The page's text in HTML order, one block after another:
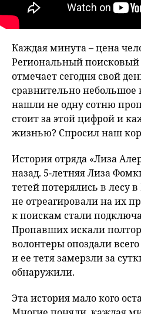
Каждая минута – цена
Региональный поисковый
отмечает сегодня свой
сравнительно небольшое
нашли не одну сотню
стоит за этой цифрой и
жизнью? Спросил наш
История отряда «Лиза
назад. 5-летняя Лиза
тетей потерялись в лесу
не отреагировали на их
к поискам стали
Пропавших искали
волонтеры опоздали
и ее тетя замерзли за
обнаружили.
Эта история мало кого